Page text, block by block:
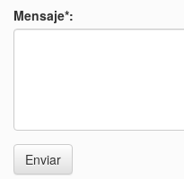
Mensaje*:
Enviar